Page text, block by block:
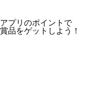
アプリのポイントで
賞品をゲットしよう！